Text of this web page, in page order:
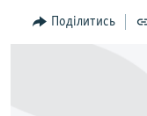
навігації
Перейти
БЛОГИПоділитись